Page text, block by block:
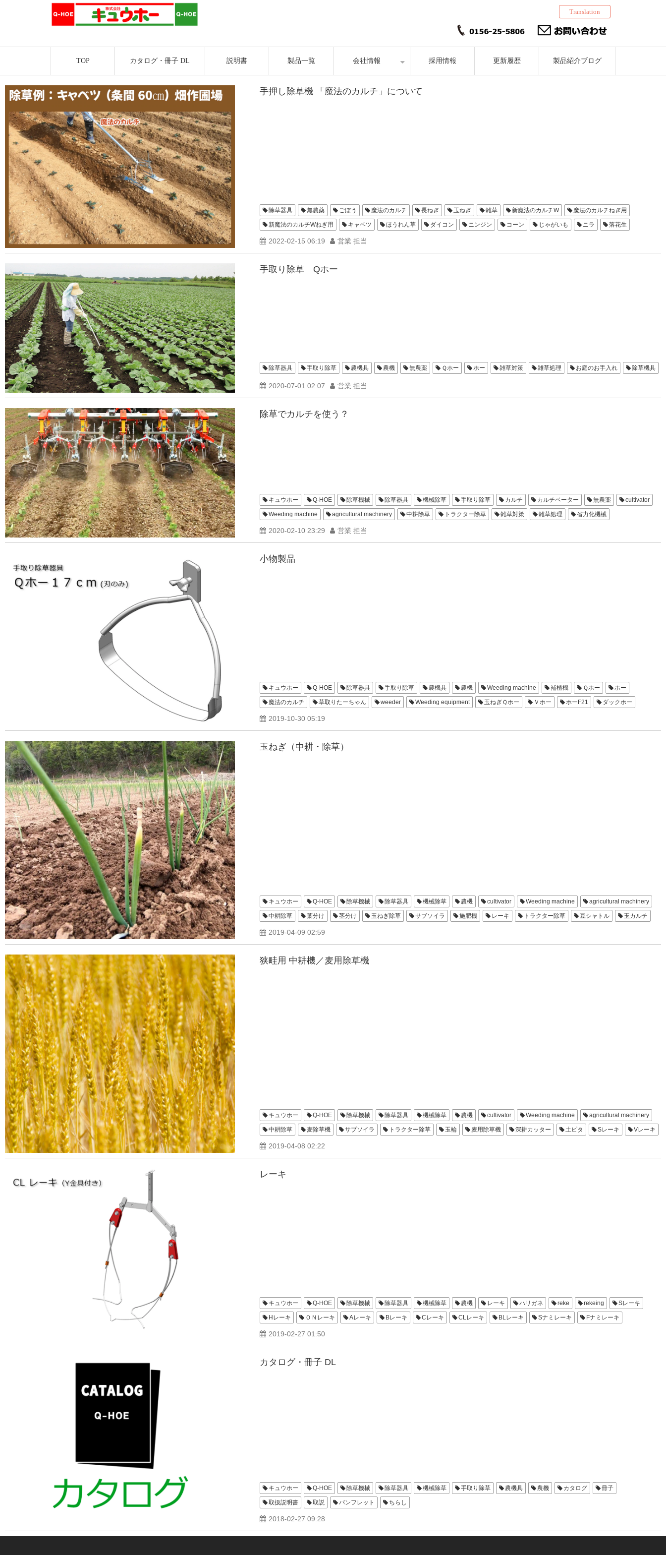
Translation
TOP カタログ・冊子 DL 説明書 製品一覧 会社情報 採用情報 更新履歴 製品紹介ブログ
手押し除草機 「魔法のカルチ」について
除草器具 無農薬 ごぼう 魔法のカルチ 長ねぎ 玉ねぎ 雑草 新魔法のカルチW 魔法のカルチねぎ用
新魔法のカルチWねぎ用 キャベツ ほうれん草 ダイコン ニンジン コーン じゃがいも ニラ 落花生
ブロッコリー
2022-02-15 06:19 営業 担当
手取り除草 Qホー
除草器具 手取り除草 農機具 農機 無農薬 Ｑホー ホー 雑草対策 雑草処理 お庭のお手入れ 除草機具
2020-07-01 02:07 営業 担当
除草でカルチを使う？
キュウホー Q-HOE 除草機械 除草器具 機械除草 手取り除草 カルチ カルチベーター 無農薬 cultivator
Weeding machine agricultural machinery 中耕除草 トラクター除草 雑草対策 雑草処理 省力化機械
お庭のお手入れ S4カルチ L4カルチ
2020-02-10 23:29 営業 担当
小物製品
キュウホー Q-HOE 除草器具 手取り除草 農機具 農機 Weeding machine 補植機 Ｑホー ホー
魔法のカルチ 草取りたーちゃん weeder Weeding equipment 玉ねぎＱホー Ｖホー ホーF21 ダックホー
ふんかき L型ピックホー
2019-10-30 05:19
玉ねぎ（中耕・除草）
キュウホー Q-HOE 除草機械 除草器具 機械除草 農機 cultivator Weeding machine agricultural machinery
中耕除草 葉分け 茎分け 玉ねぎ除草 サブソイラ 施肥機 レーキ トラクター除草 豆シャトル 玉カルチ
ゴロださん 玉輪
玉助
2019-04-09 02:59
狭畦用 中耕機／麦用除草機
キュウホー Q-HOE 除草機械 除草器具 機械除草 農機 cultivator Weeding machine agricultural machinery
中耕除草 麦除草機 サブソイラ トラクター除草 玉輪 麦用除草機 深耕カッター 土ピタ Sレーキ Vレーキ
カルチスタンド
2019-04-08 02:22
レーキ
キュウホー Q-HOE 除草機械 除草器具 機械除草 農機 レーキ ハリガネ reke rekeing Sレーキ
Hレーキ ＯＮレーキ Aレーキ Bレーキ Cレーキ CLレーキ BLレーキ Sナミレーキ Fナミレーキ
2019-02-27 01:50
カタログ・冊子 DL
キュウホー Q-HOE 除草機械 除草器具 機械除草 手取り除草 農機具 農機 カタログ 冊子
取扱説明書 取説 パンフレット ちらし
2018-02-27 09:28